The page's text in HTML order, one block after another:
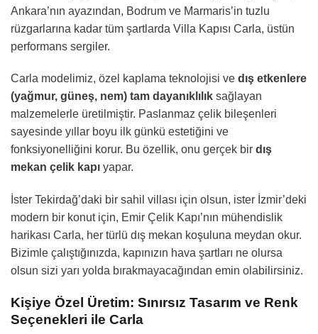
Ankara’nın ayazından, Bodrum ve Marmaris’in tuzlu
rüzgarlarına kadar tüm şartlarda Villa Kapısı Carla, üstün
performans sergiler.
Carla modelimiz, özel kaplama teknolojisi ve dış etkenlere
(yağmur, güneş, nem) tam dayanıklılık sağlayan
malzemelerle üretilmiştir. Paslanmaz çelik bileşenleri
sayesinde yıllar boyu ilk günkü estetiğini ve
fonksiyonelliğini korur. Bu özellik, onu gerçek bir dış
mekan çelik kapı yapar.
İster Tekirdağ’daki bir sahil villası için olsun, ister İzmir’deki
modern bir konut için, Emir Çelik Kapı’nın mühendislik
harikası Carla, her türlü dış mekan koşuluna meydan okur.
Bizimle çalıştığınızda, kapınızın hava şartları ne olursa
olsun sizi yarı yolda bırakmayacağından emin olabilirsiniz.
Kişiye Özel Üretim: Sınırsız Tasarım ve Renk
Seçenekleri ile Carla